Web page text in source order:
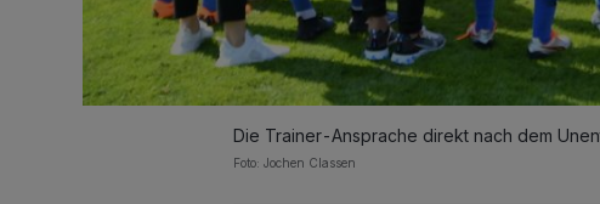
Die Trainer-Ansprache direkt nach dem
Foto: Jochen Classen